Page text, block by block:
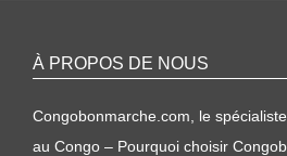
À PROPOS DE NOUS
Congobonmarche.com, le
au Congo – Pourquoi choisir